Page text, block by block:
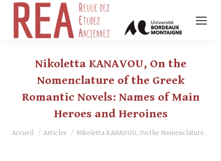
Nikoletta KANAVOU, On the
Nomenclature of the Greek
Romantic Novels: Names of Main
Heroes and Heroines
Vous êtes ici :
Accueil Articles Nikoletta KANAVOU, On the Nomenclature…